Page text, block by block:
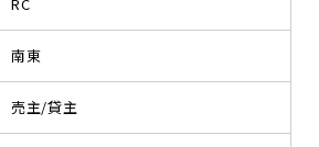
南東
売主/貸主